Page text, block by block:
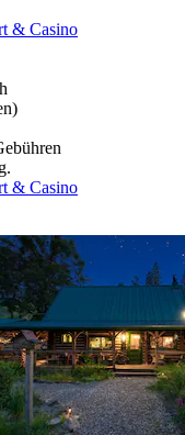
& Casino
& Casino